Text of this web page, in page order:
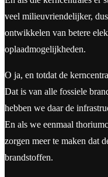
veel milieuvriendelijker,
ontwikkelen van betere
oplaadmogelijkheden.
O ja, en totdat de
Dat is van alle fossiele
hebben we daar de
En als we eenmaal
zorgen meer te maken dat
brandstoffen.